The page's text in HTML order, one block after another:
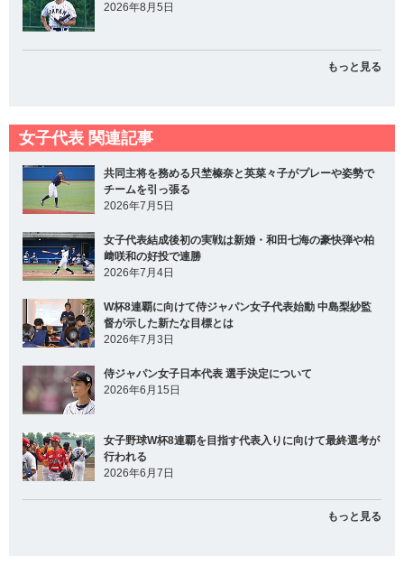
2026年8月5日
もっと見る
女子代表 関連記事
共同主将を務める只埜榛奈と英菜々子がプレーや姿勢で
チームを引っ張る
2026年7月5日
女子代表結成後初の実戦は新婚・和田七海の豪快弾や柏
﨑咲和の好投で連勝
2026年7月4日
W杯8連覇に向けて侍ジャパン女子代表始動 中島梨紗監
督が示した新たな目標とは
2026年7月3日
侍ジャパン女子日本代表 選手決定について
2026年6月15日
女子野球W杯8連覇を目指す代表入りに向けて最終選考が
行われる
2026年6月7日
もっと見る